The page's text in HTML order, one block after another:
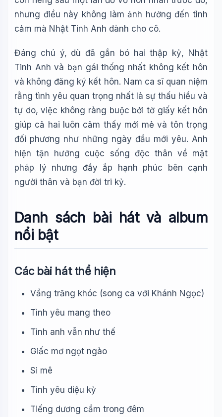
nhưng điều này không làm ảnh hưởng đến tình
cảm mà Nhật Tinh Anh dành cho cô.
Đáng chú ý, dù đã gắn bó hai thập kỷ, Nhật
Tinh Anh và bạn gái thống nhất không kết hôn
và không đăng ký kết hôn. Nam ca sĩ quan niệm
rằng tình yêu quan trọng nhất là sự thấu hiểu và
tự do, việc không ràng buộc bởi tờ giấy kết hôn
giúp cả hai luôn cảm thấy mới mẻ và tôn trọng
đối phương như những ngày đầu mới yêu. Anh
hiện tận hưởng cuộc sống độc thân về mặt
pháp lý nhưng đầy ắp hạnh phúc bên cạnh
người thân và bạn đời tri kỷ.
Danh sách bài hát và album
nổi bật
Các bài hát thể hiện
Vầng trăng khóc (song ca với Khánh Ngọc)
Tình yêu mang theo
Tình anh vẫn như thế
Giấc mơ ngọt ngào
Si mê
Tình yêu diệu kỳ
Tiếng dương cầm trong đêm